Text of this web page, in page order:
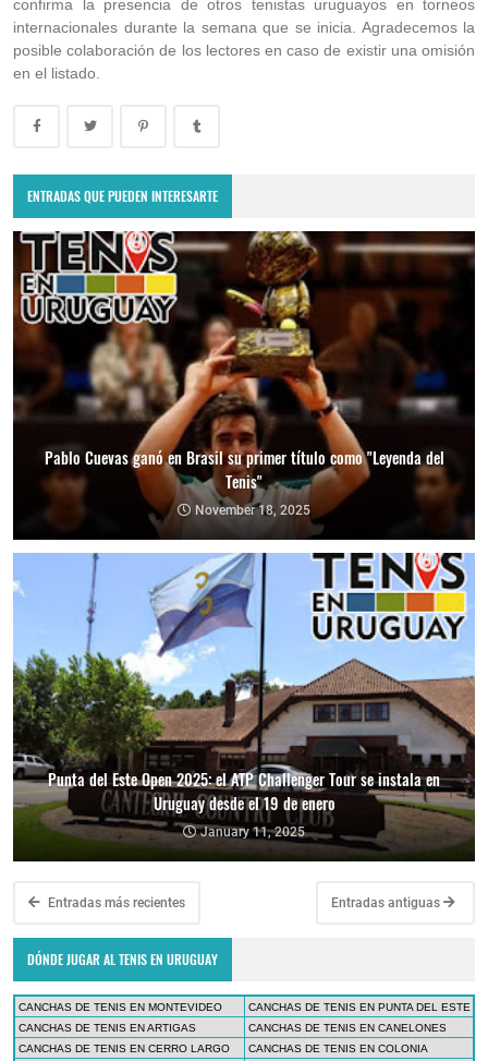
confirma la presencia de otros tenistas uruguayos en torneos
internacionales durante la semana que se inicia. Agradecemos la
posible colaboración de los lectores en caso de existir una omisión
en el listado.
ENTRADAS QUE PUEDEN INTERESARTE
Pablo Cuevas ganó en Brasil su primer título como "Leyenda del
Tenis"
November 18, 2025
Punta del Este Open 2025: el ATP Challenger Tour se instala en
Uruguay desde el 19 de enero
January 11, 2025
Entradas más recientes Entradas antiguas
DÓNDE JUGAR AL TENIS EN URUGUAY
CANCHAS DE TENIS EN MONTEVIDEO
CANCHAS DE TENIS EN PUNTA DEL ESTE
CANCHAS DE TENIS EN ARTIGAS
CANCHAS DE TENIS EN CANELONES
CANCHAS DE TENIS EN CERRO LARGO
CANCHAS DE TENIS EN COLONIA